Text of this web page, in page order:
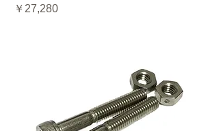
価格
￥27,280